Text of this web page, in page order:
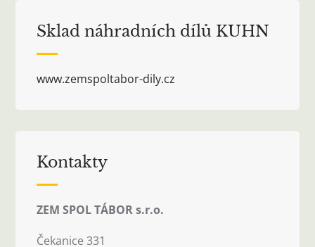
Sklad náhradních dílů KUHN
www.zemspoltabor-dily.cz
Kontakty
ZEM SPOL TÁBOR s.r.o.
Čekanice 331